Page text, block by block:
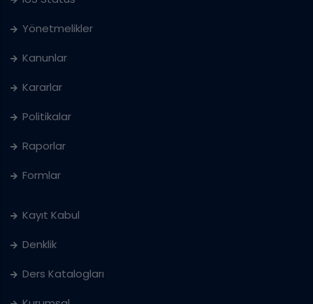
Yönetmelikler
Kanunlar
Kararlar
Politikalar
Raporlar
Formlar
Kayıt Kabul
Denklik
Ders Katalogları